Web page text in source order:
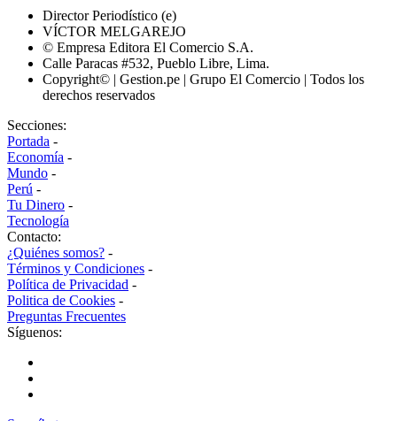
Director Periodístico (e)
VÍCTOR MELGAREJO
© Empresa Editora El Comercio S.A.
Calle Paracas #532, Pueblo Libre, Lima.
Copyright© | Gestion.pe | Grupo El Comercio | Todos los
derechos reservados
Secciones:
Portada -
Economía -
Mundo -
Perú -
Tu Dinero -
Tecnología
Contacto:
¿Quiénes somos? -
Términos y Condiciones -
Política de Privacidad -
Politica de Cookies -
Preguntas Frecuentes
Síguenos: